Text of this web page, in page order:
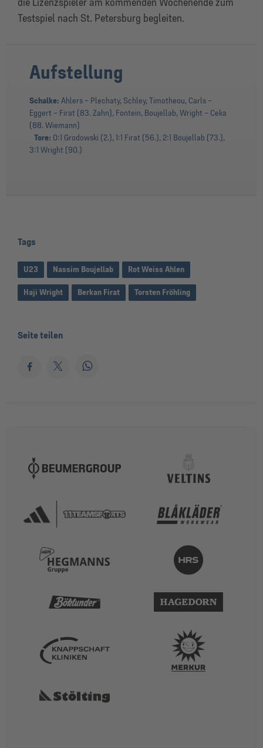
Testspiel nach St. Petersburg begleiten.
Aufstellung
Schalke: Ahlers – Plechaty, Schley, Timotheou, Carls –
Eggert – Firat (83. Zahn), Fontein, Boujellab, Wright – Ceka
(88. Wiemann)
Tore: 0:1 Grodowski (2.), 1:1 Firat (56.), 2:1 Boujellab (73.),
3:1 Wright (90.)
Tags
U23 Nassim Boujellab Rot Weiss Ahlen
Haji Wright Berkan Firat Torsten Fröhling
Seite teilen